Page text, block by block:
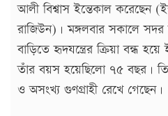
আলী বিশ্বাস ইন্তেকাল করেছেন
রাজিউন)। মঙ্গলবার সকালে
বাড়িতে হৃদযন্ত্রের ক্রিয়া বন্ধ
তাঁর বয়স হয়েছিলো ৭৫ বছর।
ও অসংখ্য গুণগ্রাহী রেখে গেছেন।